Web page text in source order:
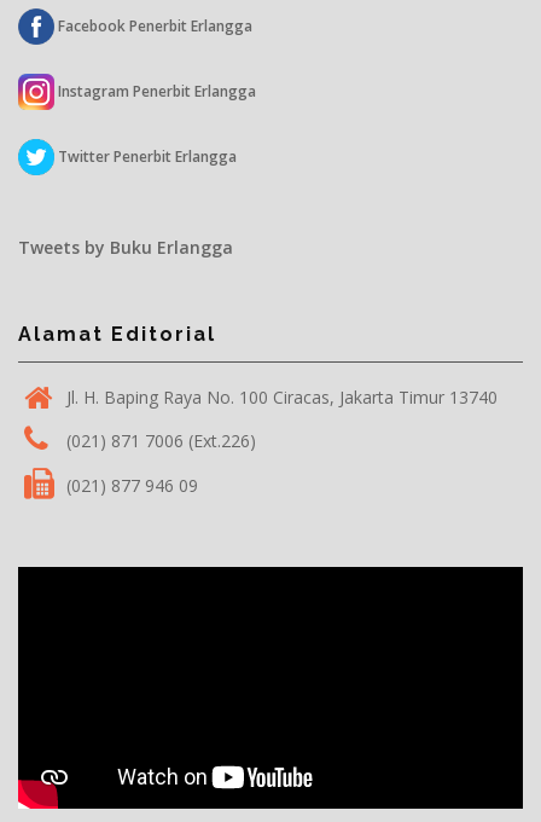
Facebook Penerbit Erlangga
Instagram Penerbit Erlangga
Twitter Penerbit Erlangga
Tweets by Buku Erlangga
Alamat Editorial
Jl. H. Baping Raya No. 100 Ciracas, Jakarta Timur 13740
(021) 871 7006 (Ext.226)
(021) 877 946 09